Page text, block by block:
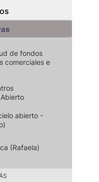
de fondos
comerciales e
abierto -
(Rafaela)